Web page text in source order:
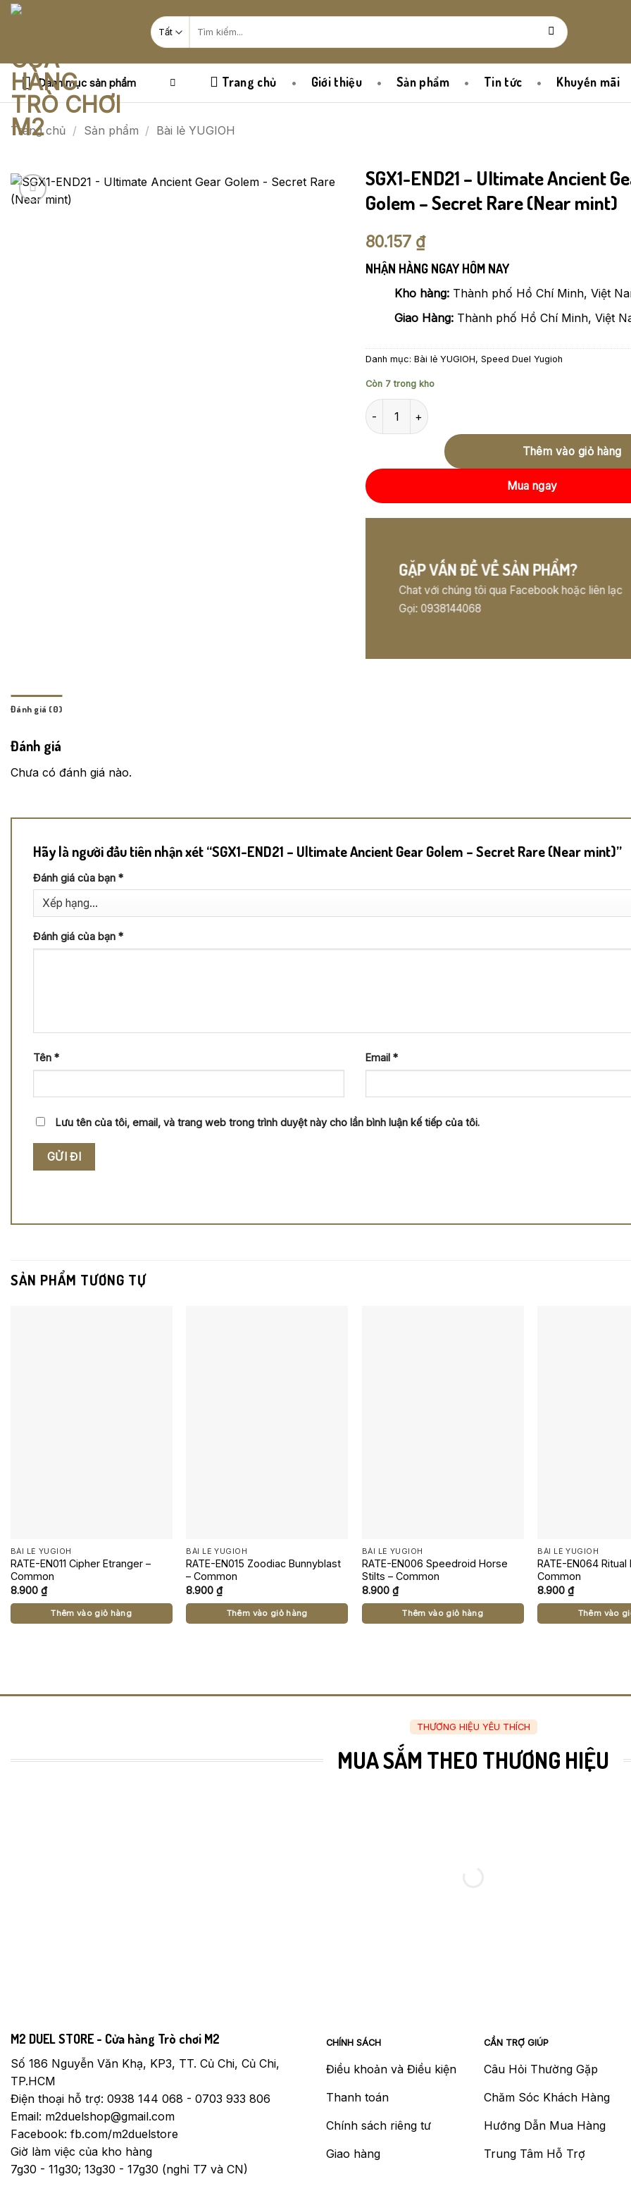
Bỏ
dung
kiếm:
Danh mục sản phẩm Trang chủ Giới thiệu Sản phẩm Tin tức Khuyến mãi
Trang chủ / Sản phẩm / Bài lẻ YUGIOH
SGX1-END21 – Ultimate Ancient
Golem – Secret Rare (Near mint)
80.157 ₫
NHẬN HÀNG NGAY HÔM NAY
Kho hàng: Thành phố Hồ Chí Minh, Việt
Giao Hàng: Thành phố Hồ Chí Minh, Việt
Danh mục: Bài lẻ YUGIOH, Speed Duel Yugioh
Còn 7 trong kho
SGX1-END21 - Ultimate Ancient Gear Golem - Secret
Thêm vào giỏ hàng
Mua ngay
GẶP VẤN ĐỀ VỀ SẢN PHẨM?
Chat với chúng tôi qua Facebook hoặc liên lạc
Gọi: 0938144068
Đánh giá (0)
Đánh giá
Chưa có đánh giá nào.
Hãy là người đầu tiên nhận xét “SGX1-END21 – Ultimate Ancient Gear Golem – Secret Rare (Near mint)”
Đánh giá của bạn *
Đánh giá của bạn *
Tên * Email *
Lưu tên của tôi, email, và trang web trong trình duyệt này cho lần bình luận kế tiếp của tôi.
SẢN PHẨM TƯƠNG TỰ
BÀI LẺ YUGIOH
RATE-EN011 Cipher Etranger –
Common
8.900 ₫
Thêm vào giỏ hàng
BÀI LẺ YUGIOH
RATE-EN015 Zoodiac Bunnyblast
– Common
8.900₫
Thêm vào giỏ hàng
BÀI LẺ YUGIOH
RATE-EN006 Speedroid Horse
Stilts – Common
8.900 ₫
Thêm vào giỏ hàng
BÀI LẺ YUGIOH
RATE-EN064
Common
8.900₫
Thêm vào
THƯƠNG HIỆU YÊU THÍCH
MUA SẮM THEO THƯƠNG HIỆU
M2 DUEL STORE - Cửa hàng Trò chơi M2
Số 186 Nguyễn Văn Khạ, KP3, TT. Củ Chi, Củ Chi,
TP.HCM
Điện thoại hỗ trợ: 0938 144 068 - 0703 933 806
Email: m2duelshop@gmail.com
Facebook: fb.com/m2duelstore
Giờ làm việc của kho hàng
7g30 - 11g30; 13g30 - 17g30 (nghỉ T7 và CN)
CHÍNH SÁCH
Điều khoản và Điều kiện
Thanh toán
Chính sách riêng tư
Giao hàng
CẦN TRỢ GIÚP
Câu Hỏi Thường Gặp
Chăm Sóc Khách Hàng
Hướng Dẫn Mua Hàng
Trung Tâm Hỗ Trợ